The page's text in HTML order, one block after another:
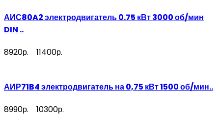
АИС80A2 электродвигатель 0.75 кВт 3000 об/мин
DIN ..
8920р. 11400р.
АИР71B4 электродвигатель на 0,75 кВт 1500 об/мин..
8990р. 10300р.